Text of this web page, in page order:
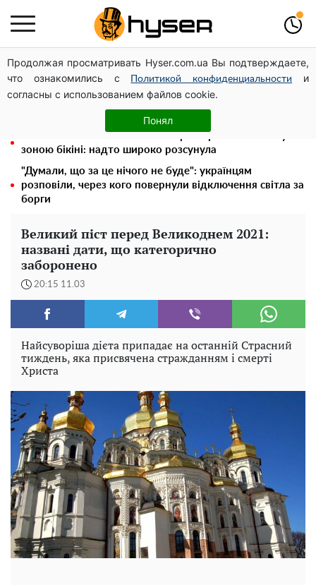
Продолжая просматривать Hyser.com.ua Вы подтверждаете,
что ознакомились с
Политикой конфиденциальности
и
согласны с использованием файлов cookie.
Понял
Гола Олена Тополя у цікавих позах змусила відвисати
щелепи: злив відео – було лише початком
Повністю гола Анна Трінчер блиснула "принадами":
таких розмірів ви ще не бачили
зоною бікіні: надто широко розсунула
"Думали, що за це нічого не буде": українцям
розповіли, через кого повернули відключення світла за
борги
Великий піст перед Великоднем 2021:
названі дати, що категорично
заборонено
20:15 11.03
Найсуворіша дієта припадає на останній Страсний
тиждень, яка присвячена стражданням і смерті
Христа